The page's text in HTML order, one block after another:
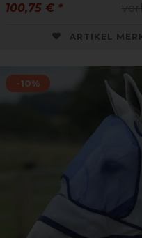
100,75 € *
ARTIKEL
-10%